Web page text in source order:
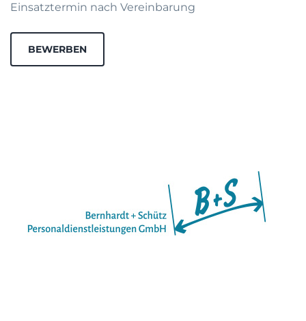
Einsatztermin nach Vereinbarung
BEWERBEN